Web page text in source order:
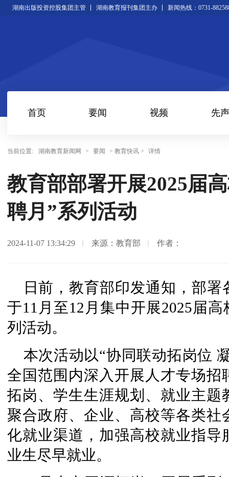
湖南出版投资控股集团主管 湖南教育报刊集团主办 新闻热线：0731-
首页 要闻 视频 先声
当前位置: 湖南教育新闻网 > 要闻 > 教育快讯 > 详情
教育部部署开展2025届
聘月”系列活动
2024-11-07 13:34:29 来源：教育部 作者：
日前，教育部印发通知，部
于11月至12月集中开展2025届
列活动。
本次活动以“协同联动拓岗位
全国范围内深入开展人才专场
拓岗、学生生涯规划、就业主
聚合政府、企业、高校等各类
化就业渠道，加强高校就业指导
业生尽早就业。